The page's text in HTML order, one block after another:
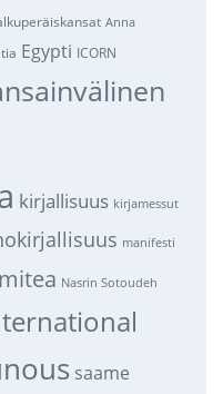
Anna
Egypti ICORN
kirjallisuus kirjamessut
manifesti
Nasrin Sotoudeh
saame